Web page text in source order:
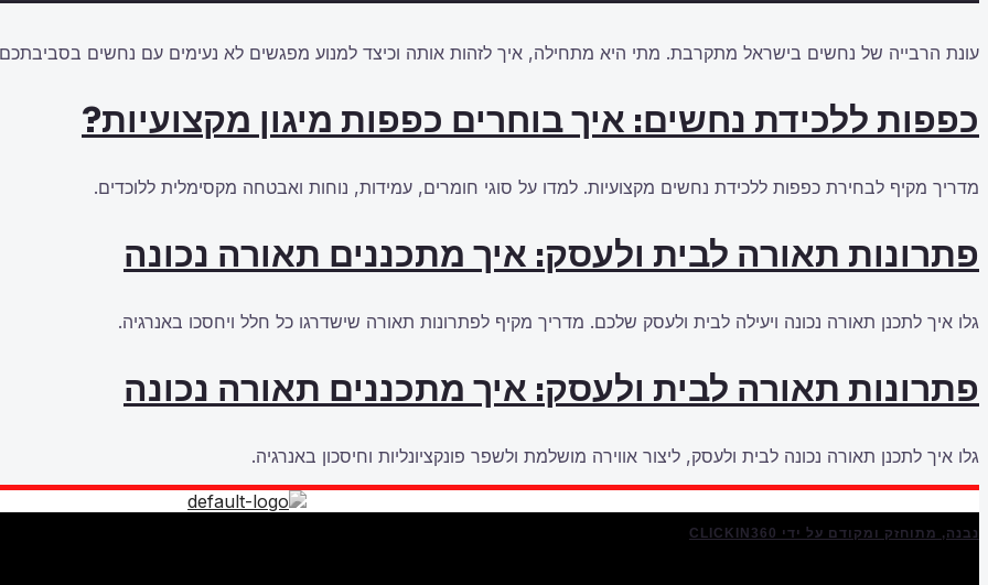
עונת הרבייה של נחשים בישראל מתקרבת. מתי היא מתחילה, איך לזהות אותה וכיצד למנוע מפגשים לא נעימים עם נחשים
כפפות ללכידת נחשים: איך בוחרים כפפות מיגון מקצועיות?
מדריך מקיף לבחירת כפפות ללכידת נחשים מקצועיות. למדו על סוגי חומרים, עמידות, נוחות ואבטחה מקסימלית ללוכדים.
פתרונות תאורה לבית ולעסק: איך מתכננים תאורה נכונה
גלו איך לתכנן תאורה נכונה ויעילה לבית ולעסק שלכם. מדריך מקיף לפתרונות תאורה שישדרגו כל חלל ויחסכו באנרגיה.
פתרונות תאורה לבית ולעסק: איך מתכננים תאורה נכונה
גלו איך לתכנן תאורה נכונה לבית ולעסק, ליצור אווירה מושלמת ולשפר פונקציונליות וחיסכון באנרגיה.
נבנה, מתוחזק ומקודם על ידי CLICKIN360